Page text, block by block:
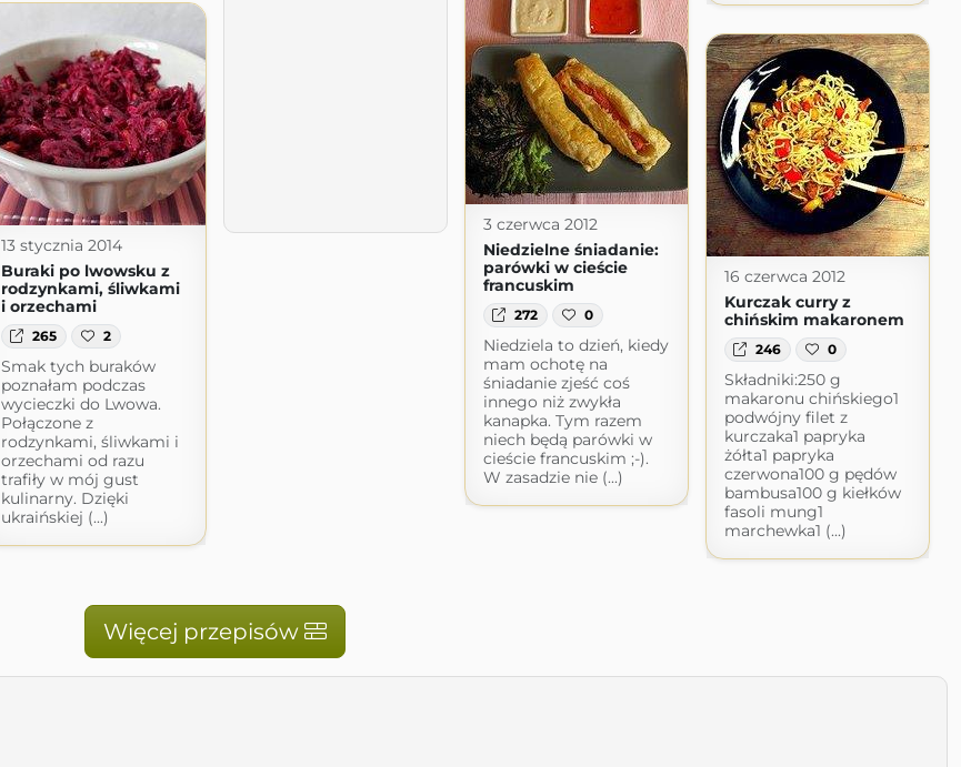
3 czerwca 2012
Niedzielne śniadanie:
parówki w cieście
francuskim
272 0
Niedziela to dzień, kiedy
mam ochotę na
śniadanie zjeść coś
innego niż zwykła
kanapka. Tym razem
niech będą parówki w
cieście francuskim ;-).
W zasadzie nie (...)
13 stycznia 2014
Buraki po lwowsku z
rodzynkami, śliwkami
i orzechami
265 2
Smak tych buraków
poznałam podczas
wycieczki do Lwowa.
Połączone z
rodzynkami, śliwkami i
orzechami od razu
trafiły w mój gust
kulinarny. Dzięki
ukraińskiej (...)
16 czerwca 2012
Kurczak curry z
chińskim makaronem
246 0
Składniki:250 g
makaronu chińskiego1
podwójny filet z
kurczaka1 papryka
żółta1 papryka
czerwona100 g pędów
bambusa100 g kiełków
fasoli mung1
marchewka1 (...)
Więcej przepisów